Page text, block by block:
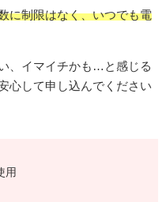
に制限はなく、いつでも電
、イマイチかも…と感じる
心して申し込んでください
用